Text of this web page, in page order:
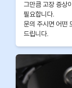
그만큼 고장 증상
필요합니다.
문의 주시면 어떤
드립니다.